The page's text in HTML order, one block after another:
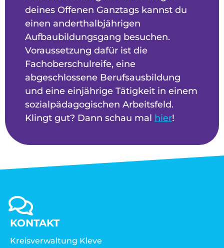
deines Offenen Ganztags kannst du
einen anderthalbjährigen
Aufbaubildungsgang besuchen.
Voraussetzung dafür ist die
Fachoberschulreife, eine
abgeschlossene Berufsausbildung
und eine einjährige Tätigkeit in einem
sozialpädagogischen Arbeitsfeld.
Klingt gut? Dann schau mal hier!
KONTAKT
Kreisverwaltung Kleve